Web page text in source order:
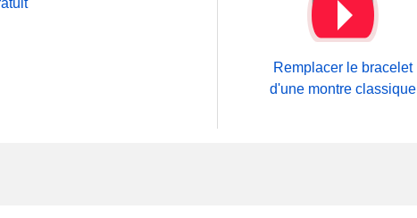
Remplacer le bracelet
d'une montre classique